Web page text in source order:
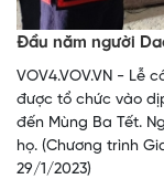
Đầu năm người
VOV4.VOV.VN - Lễ
được tổ chức vào
đến Mùng Ba Tết.
họ. (Chương trình
29/1/2023)